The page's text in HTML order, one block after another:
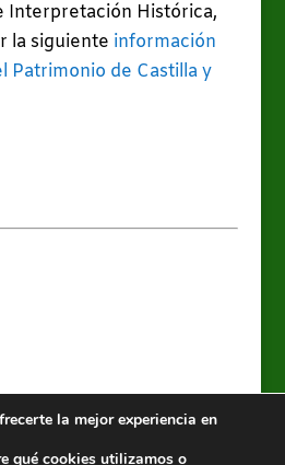
Interpretación Histórica,
la siguiente información
Patrimonio de Castilla y
la mejor experiencia en
qué cookies utilizamos o